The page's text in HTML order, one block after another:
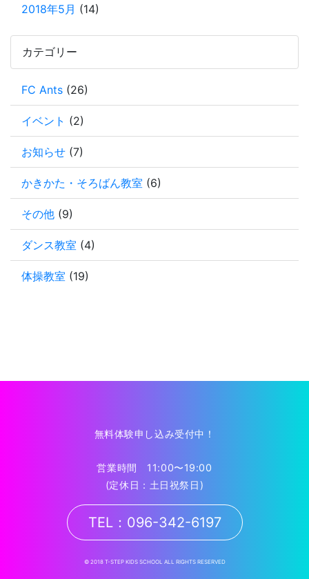
2018年5月 (14)
カテゴリー
FC Ants (26)
イベント (2)
お知らせ (7)
かきかた・そろばん教室 (6)
その他 (9)
ダンス教室 (4)
体操教室 (19)
無料体験申し込み受付中！
営業時間 11:00〜19:00
(定休日：土日祝祭日)
TEL：096-342-6197
© 2018 T-STEP KIDS SCHOOL ALL RIGHTS RESERVED